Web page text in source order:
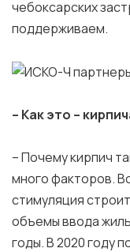
чебоксарских
поддерживаем.
– Как это –
– Почему кирпич
много факторов.
стимуляция
объемы ввода
годы. В 2020 году